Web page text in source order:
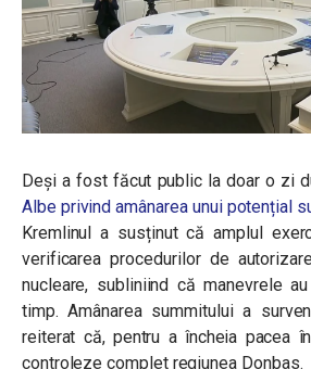
Deși a fost făcut public la doar o zi
Albe privind amânarea unui potențial
Kremlinul a susținut că amplul
verificarea procedurilor de
nucleare, subliniind că manevrele
timp. Amânarea summitului a
reiterat că, pentru a încheia pacea
controleze complet regiunea Donbas.